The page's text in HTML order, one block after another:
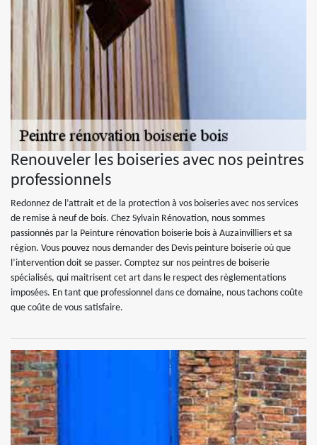
Renouveler les boiseries avec nos peintres
professionnels
Redonnez de l’attrait et de la protection à vos boiseries avec nos services
de remise à neuf de bois. Chez Sylvain Rénovation, nous sommes
passionnés par la Peinture rénovation boiserie bois à Auzainvilliers et sa
région. Vous pouvez nous demander des Devis peinture boiserie où que
l’intervention doit se passer. Comptez sur nos peintres de boiserie
spécialisés, qui maitrisent cet art dans le respect des règlementations
imposées. En tant que professionnel dans ce domaine, nous tachons coûte
que coûte de vous satisfaire.